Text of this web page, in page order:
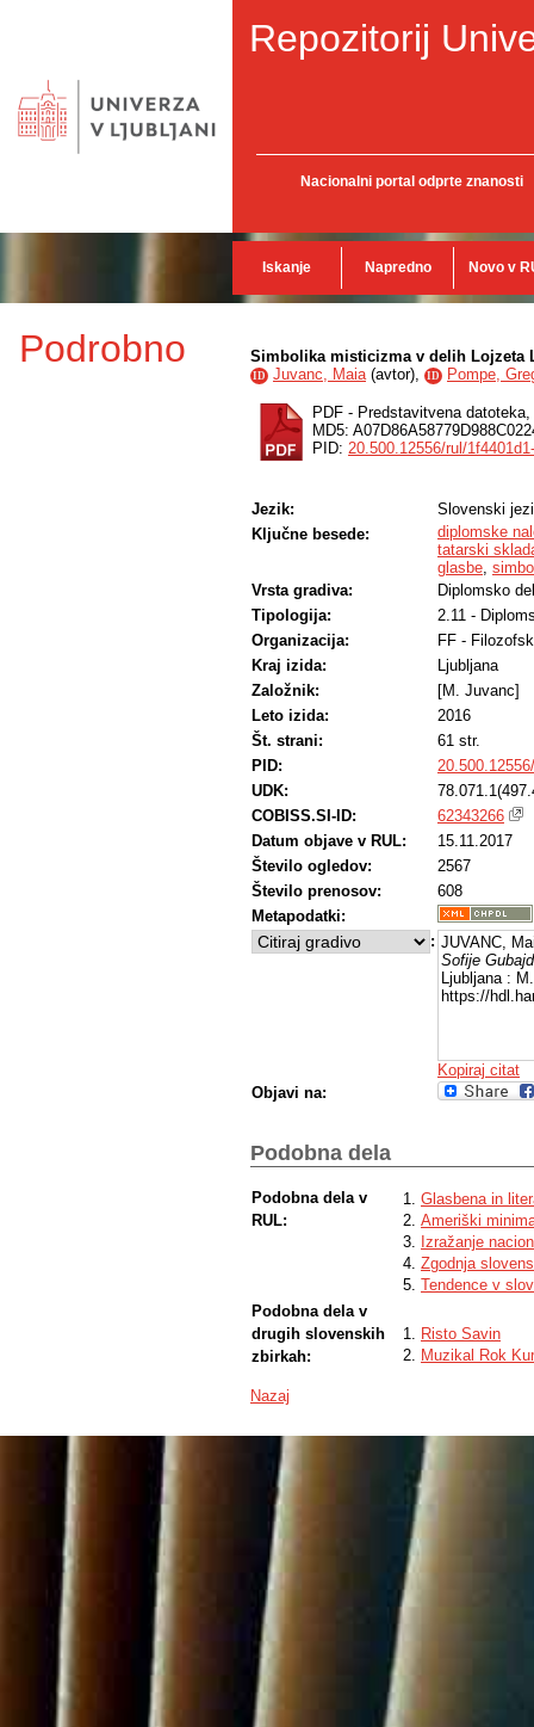
Repozitorij
Nacionalni portal odprte znanosti
Iskanje Napredno Novo v
Podrobno Simbolika misticizma v delih Lojzeta
ID Juvanc, Maia(avtor), ID Pompe,
PDF - Predstavitvena datoteka,
MD5:
PID: 20.500.12556/rul/
Jezik:
Slovenski
Ključne besede:
diplomske
tatarski
glasbe,
Vrsta gradiva:
Diplomsko
Tipologija:
2.11 -
Organizacija:
FF -
Kraj izida:
Ljubljana
Založnik:
[M. Juvanc]
Leto izida:
2016
Št. strani:
61 str.
PID:
UDK:
COBISS.SI-ID:
62343266
Datum objave v RUL:
15.11.2017
Število ogledov:
2567
Število prenosov:
608
Metapodatki:
: JUVANC,
Sofije
Ljubljana :
https://
Kopiraj citat
Objavi na:
Podobna dela
Podobna dela v
RUL:
Glasbena in
Ameriški
Izražanje
Zgodnja
Tendence v
Podobna dela v
drugih slovenskih
zbirkah:
Risto Savin
Muzikal Rok
Nazaj